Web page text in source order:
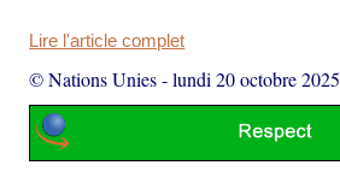
Lire l'article complet
© Nations Unies-lundi 20 octobre 2025